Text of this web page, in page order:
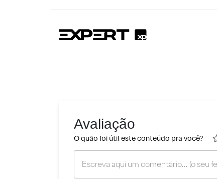
Avaliação
O quão foi útil este conteúdo pra você?